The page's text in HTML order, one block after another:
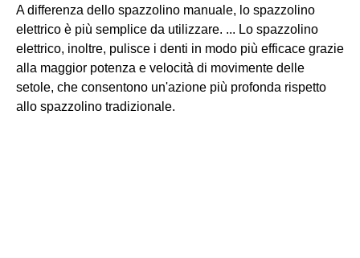
A differenza dello spazzolino manuale, lo spazzolino
elettrico è più semplice da utilizzare. ... Lo spazzolino
elettrico, inoltre, pulisce i denti in modo più efficace grazie
alla maggior potenza e velocità di movimente delle
setole, che consentono un'azione più profonda rispetto
allo spazzolino tradizionale.